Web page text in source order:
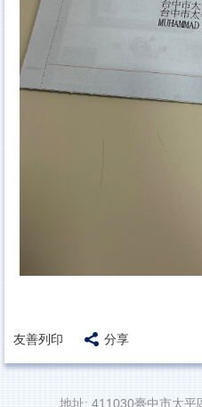
友善列印 分享
地址: 411030臺中市太平